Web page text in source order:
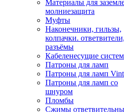
Материалы для
молниезащита
Муфты
Наконечники, гильзы,
колпачки. ответвители,
разъёмы
Кабеленесущие
Патроны для ламп
Патроны для ламп
Патроны для ламп со
шнуром
Пломбы
Сжимы